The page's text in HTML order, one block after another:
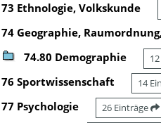
73 Ethnologie, Volkskunde
74 Geographie,
74.80 Demographie
76 Sportwissenschaft 14
77 Psychologie 26 Einträge